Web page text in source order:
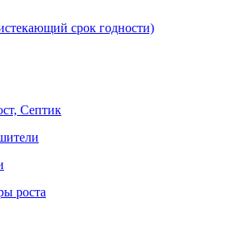
срок годности)
Септик
роста